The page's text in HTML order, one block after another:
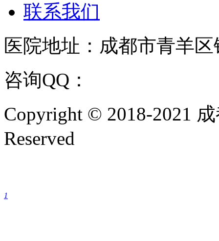
联系我们
医院地址：成都市青羊
咨询QQ：
Copyright © 2018-2021
Reserved
1